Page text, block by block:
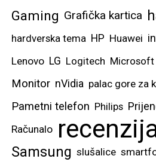
Gaming Grafička kartica
hardverska tema HP Huawei
Lenovo LG Logitech Microsoft
Monitor nVidia palac gore za
Pametni telefon Philips
Računalo
Samsung slušalice